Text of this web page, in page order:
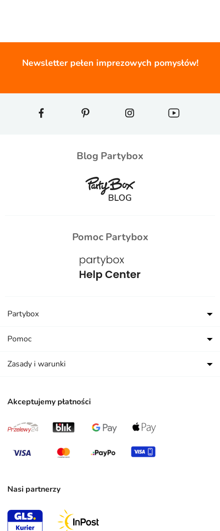
Newsletter pełen imprezowych pomysłów!
Blog Partybox
Pomoc Partybox
Akceptujemy płatności
Nasi partnerzy
Partybox
Pomoc
Zasady i warunki